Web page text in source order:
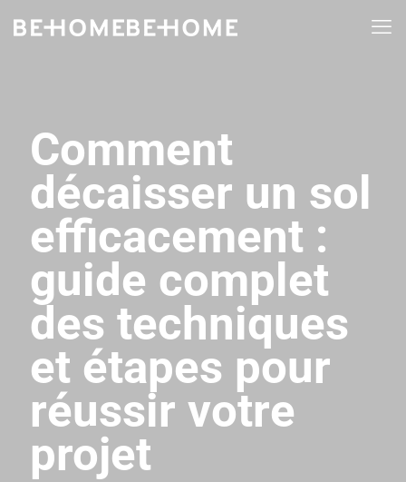
Comment
décaisser un sol
efficacement :
guide complet
des techniques
et étapes pour
réussir votre
projet